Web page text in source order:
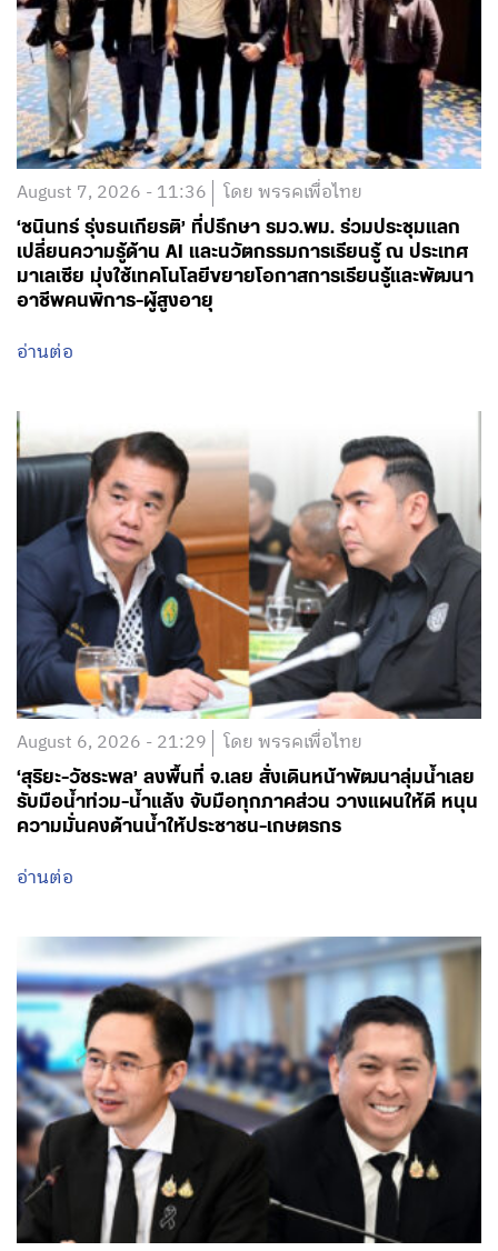
August 7, 2026 - 11:36 โดย พรรคเพื่อไทย
‘ชนินทร์ รุ่งธนเกียรติ’ ที่ปรึกษา รมว.พม. ร่วมประชุมแลก
เปลี่ยนความรู้ด้าน AI และนวัตกรรมการเรียนรู้ ณ ประเทศ
มาเลเซีย มุ่งใช้เทคโนโลยีขยายโอกาสการเรียนรู้และพัฒนา
อาชีพคนพิการ-ผู้สูงอายุ
อ่านต่อ
August 6, 2026 - 21:29 โดย พรรคเพื่อไทย
‘สุริยะ-วัชระพล’ ลงพื้นที่ จ.เลย สั่งเดินหน้าพัฒนาลุ่มน้ำเลย
รับมือน้ำท่วม-น้ำแล้ง จับมือทุกภาคส่วน วางแผนให้ดี หนุน
ความมั่นคงด้านน้ำให้ประชาชน-เกษตรกร
อ่านต่อ